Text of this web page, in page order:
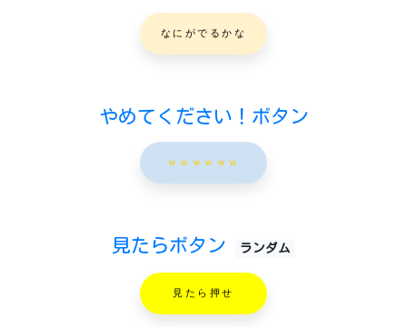
なにがでるかな
やめてください！ボタン
ｗｗｗｗｗｗ
見たらボタン ランダム
見たら押せ